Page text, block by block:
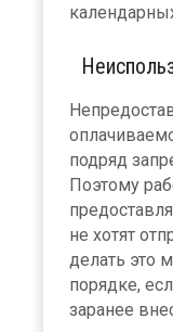
подряд
Поэтому
не хотят
делать это
порядке,
заранее